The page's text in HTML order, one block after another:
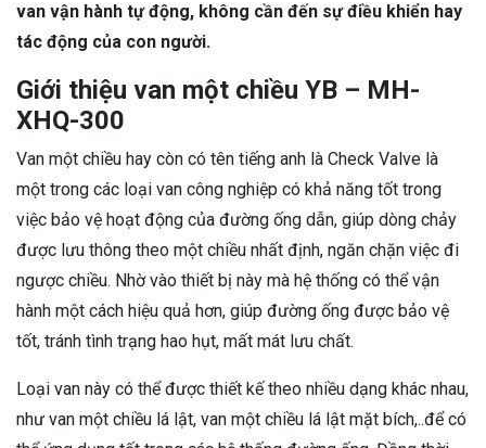
van vận hành tự động, không cần đến sự điều khiển hay
tác động của con người.
Giới thiệu van một chiều YB – MH-
XHQ-300
Van một chiều hay còn có tên tiếng anh là Check Valve là
một trong các loại van công nghiệp có khả năng tốt trong
việc bảo vệ hoạt động của đường ống dẫn, giúp dòng chảy
được lưu thông theo một chiều nhất định, ngăn chặn việc đi
ngược chiều. Nhờ vào thiết bị này mà hệ thống có thể vận
hành một cách hiệu quả hơn, giúp đường ống được bảo vệ
tốt, tránh tình trạng hao hụt, mất mát lưu chất.
Loại van này có thể được thiết kế theo nhiều dạng khác nhau,
như van một chiều lá lật, van một chiều lá lật mặt bích,..để có